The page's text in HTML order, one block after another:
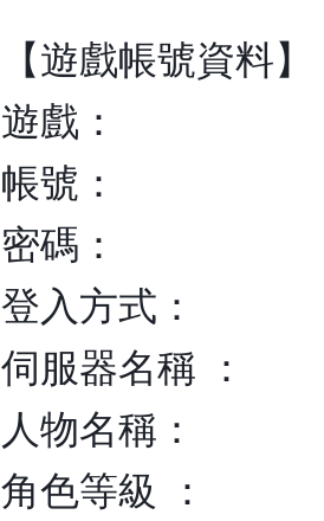
【遊戲帳號資料】
遊戲：
帳號：
密碼：
登入方式：
伺服器名稱 ：
人物名稱：
角色等級 ：